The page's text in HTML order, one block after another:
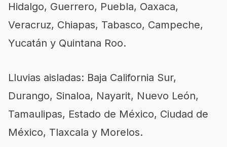
Hidalgo, Guerrero, Puebla, Oaxaca,
Veracruz, Chiapas, Tabasco, Campeche,
Yucatán y Quintana Roo.
Lluvias aisladas: Baja California Sur,
Durango, Sinaloa, Nayarit, Nuevo León,
Tamaulipas, Estado de México, Ciudad de
México, Tlaxcala y Morelos.